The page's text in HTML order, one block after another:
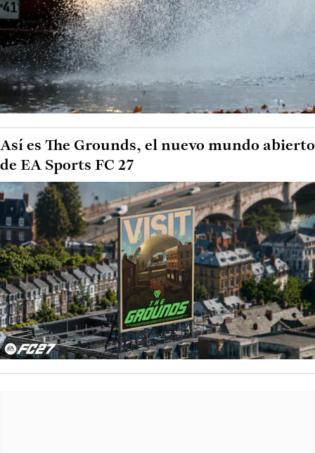
Así es The Grounds, el nuevo mundo abierto
de EA Sports FC 27